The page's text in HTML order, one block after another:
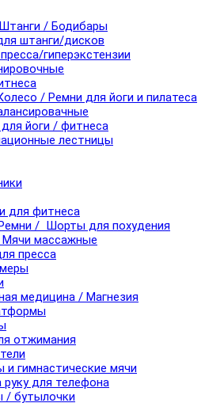
/ Бодибары
штанги/дисков
гиперэкстензии
/ Ремни для йоги и пилатеса
йоги / фитнеса
лестницы
для фитнеса
/ Шорты для похудения
Мячи массажные
пресса
медицина / Магнезия
отжимания
гимнастические мячи
руку для телефона
/ бутылочки